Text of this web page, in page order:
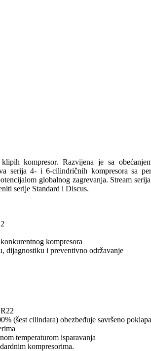
kompresor. Razvijena je sa
serija 4- i 6-cilindričnih kompresora sa
globalnog zagrevanja. Stream
serije Standard i Discus.
kompresora
dijagnostiku i preventivno održavanje
(šest cilindara) obezbeđuje savršeno
temperaturom isparavanja
kompresorima.